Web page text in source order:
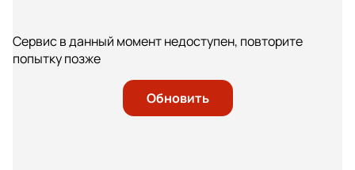
Сервис в данный момент недоступен, повторите
попытку позже
Обновить